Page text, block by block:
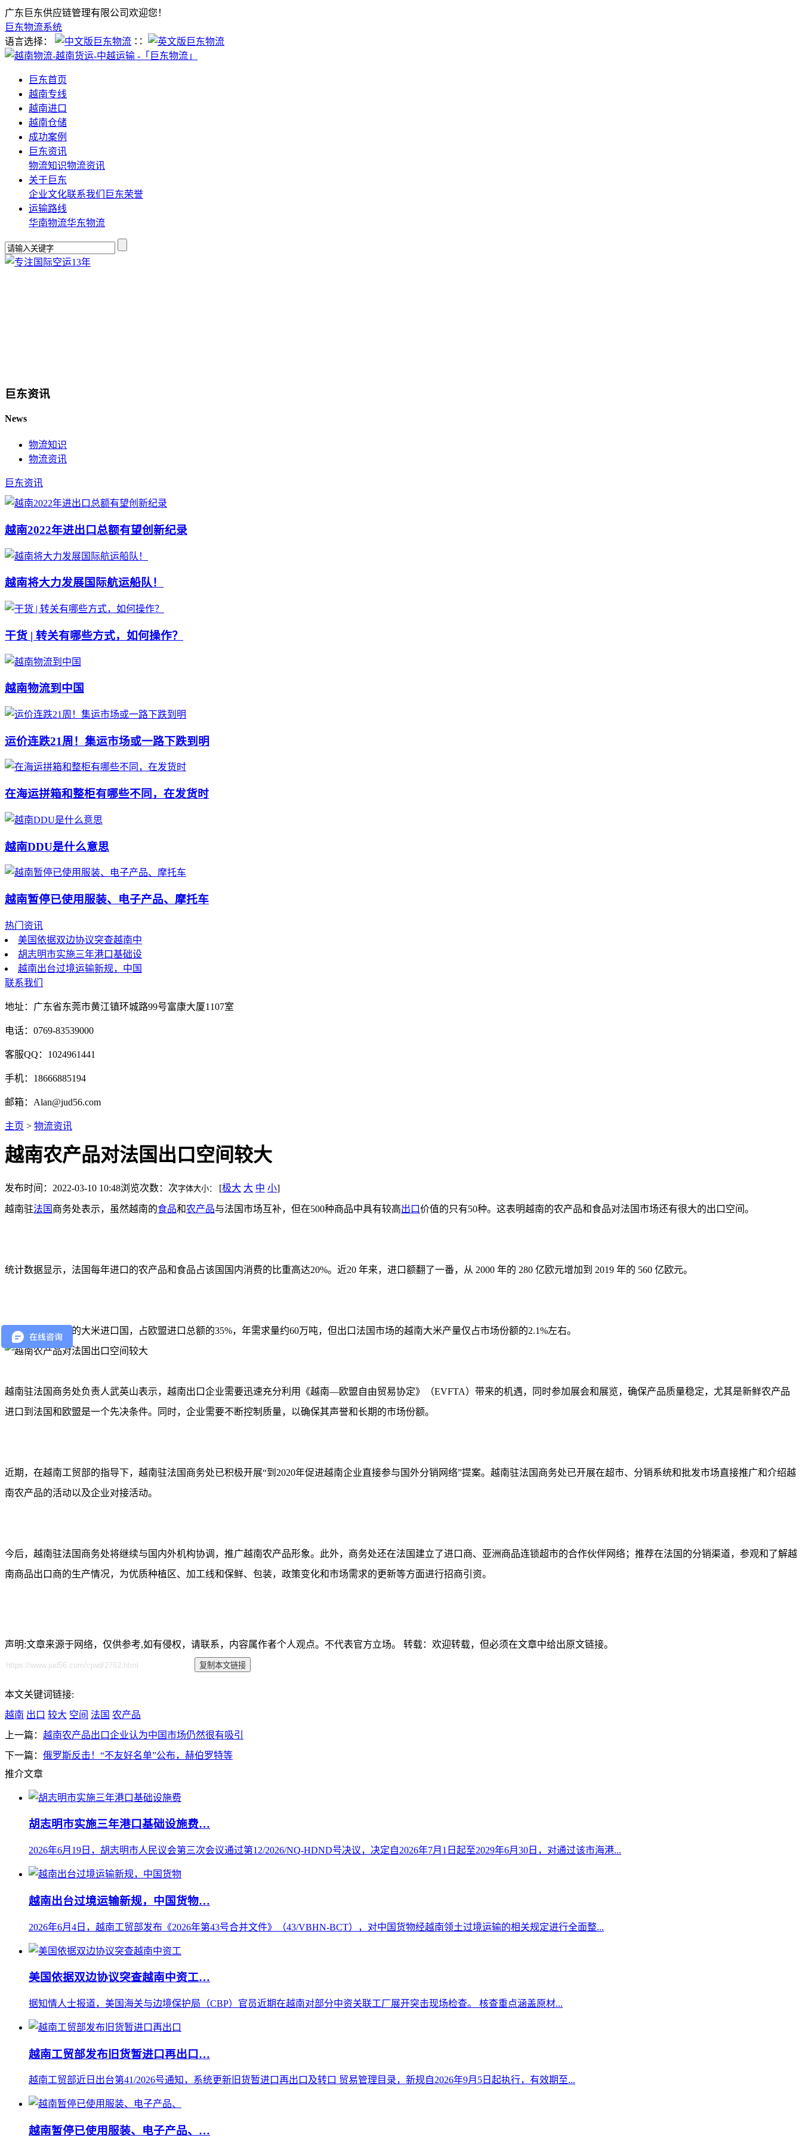
广东巨东供应链管理有限公司欢迎您！
巨东物流系统
语言选择：
∷
巨东首页
越南专线
越南进口
越南仓储
成功案例
巨东资讯
物流知识物流资讯
关于巨东
企业文化联系我们 巨东荣誉
运输路线
华南物流华东物流
巨东资讯
News
物流知识
物流资讯
巨东资讯
越南2022年进出口总额有望创新纪录
越南将大力发展国际航运船队！
干货 | 转关有哪些方式，如何操作？
越南物流到中国
运价连跌21周！集运市场或一路下跌到明
在海运拼箱和整柜有哪些不同，在发货时
越南DDU是什么意思
越南暂停已使用服装、电子产品、摩托车
热门资讯
美国依据双边协议突查越南中
胡志明市实施三年港口基础设
越南出台过境运输新规，中国
联系我们
地址：广东省东莞市黄江镇环城路99号富康大厦1107室
电话：0769-83539000
客服QQ：1024961441
手机：18666885194
邮箱：Alan@jud56.com
主页 > 物流资讯
越南农产品对法国出口空间较大
发布时间：2022-03-10 10:48浏览次数： 次字体大小： [极大 大 中 小]
越南驻法国 商务处表示，虽然越南的食品和农产品与法国市场互补，但在500种商品中具有较高出口价值的只有50种。这表明越南的农产品和食品对法国市场还有很大的出口空间。
统计数据显示，法国每年进口的农产品和食品占该国国内消费的比重高达20%。近20 年来，进口额翻了一番，从 2000 年的 280 亿欧元增加到 2019 年的 560 亿欧元。
法国是欧盟最大的大米进口国，占欧盟进口总额的35%，年需求量约60万吨，但出口法国市场的越南大米产量仅占市场份额的2.1%左右。
越南驻法国商务处负责人武英山表示，越南出口企业需要迅速充分利用《越南—欧盟自由贸易协定》（EVFTA）带来的机遇，同时参加展会和展览，确保产品质量稳定，尤其是新鲜农产品
进口到法国和欧盟是一个先决条件。同时，企业需要不断控制质量，以确保其声誉和长期的市场份额。
近期，在越南工贸部的指导下，越南驻法国商务处已积极开展“到2020年促进越南企业直接参与国外分销网络”提案。越南驻法国商务处已开展在超市、分销系统和批发市场直接推广和介绍越
南农产品的活动以及企业对接活动。
今后，越南驻法国商务处将继续与国内外机构协调，推广越南农产品形象。此外，商务处还在法国建立了进口商、亚洲商品连锁超市的合作伙伴网络；推荐在法国的分销渠道，参观和了解越
南商品出口商的生产情况，为优质种植区、加工线和保鲜、包装，政策变化和市场需求的更新等方面进行招商引资。
声明:文章来源于网络，仅供参考,如有侵权，请联系，内容属作者个人观点。不代表官方立场。 转载：欢迎转载，但必须在文章中给出原文链接。
本文关键词链接:
越南 出口 较大 空间 法国 农产品
上一篇： 越南农产品出口企业认为中国市场仍然很有吸引
下一篇： 俄罗斯反击！“不友好名单”公布，赫伯罗特等
推介文章
胡志明市实施三年港口基础设施费…
2026年6月19日，胡志明市人民议会第三次会议通过第12/2026/NQ-HDND号决议，决定自2026年7月1日起至2029年6月30日，对通过该市海港...
越南出台过境运输新规，中国货物…
2026年6月4日，越南工贸部发布《2026年第43号合并文件》（43/VBHN-BCT），对中国货物经越南领土过境运输的相关规定进行全面整...
美国依据双边协议突查越南中资工…
据知情人士报道，美国海关与边境保护局（CBP）官员近期在越南对部分中资关联工厂展开突击现场检查。 核查重点涵盖原材...
越南工贸部发布旧货暂进口再出口…
越南工贸部近日出台第41/2026号通知，系统更新旧货暂进口再出口及转口 贸易管理目录，新规自2026年9月5日起执行，有效期至...
越南暂停已使用服装、电子产品、…